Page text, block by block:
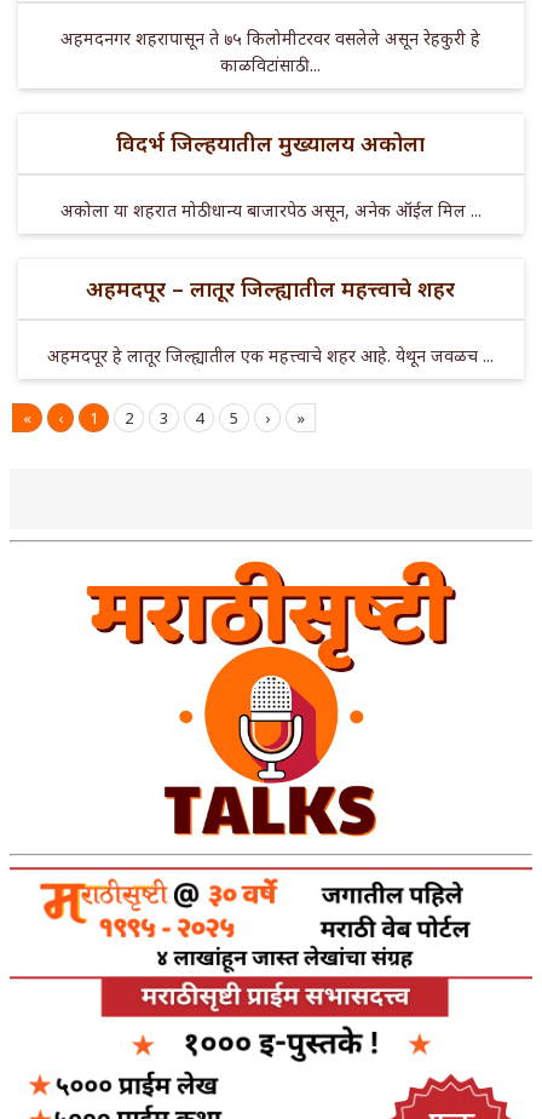
अहमदनगर शहरापासून ते ७५ किलोमीटरवर वसलेले असून रेहकुरी हे
काळविटांसाठी ...
विदर्भ जिल्हयातील मुख्यालय अकोला
अकोला या शहरात मोठी धान्य बाजारपेठ असून, अनेक ऑईल मिल ...
अहमदपूर – लातूर जिल्ह्यातील महत्त्वाचे शहर
अहमदपूर हे लातूर जिल्ह्यातील एक महत्त्वाचे शहर आहे. येथून जवळच ...
« ‹ 1 2 3 4 5 › »